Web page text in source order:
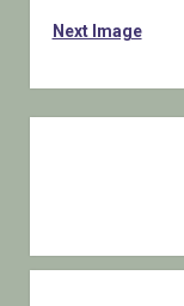
Next Image